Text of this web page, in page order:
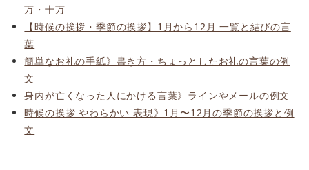
万・十万
【時候の挨拶・季節の挨拶】1月から12月 一覧と結びの言
葉
簡単なお礼の手紙》書き方・ちょっとしたお礼の言葉の例
文
身内が亡くなった人にかける言葉》ラインやメールの例文
時候の挨拶 やわらかい 表現》1月〜12月の季節の挨拶と例
文